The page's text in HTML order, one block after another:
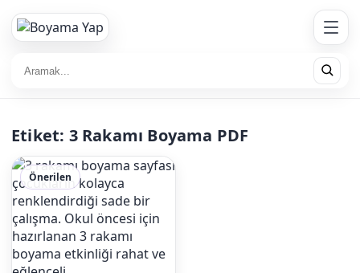
Etiket: 3 Rakamı Boyama PDF
Önerilen